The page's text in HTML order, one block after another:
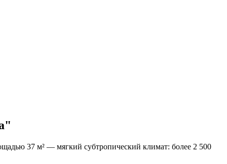
37 м² — мягкий субтропический климат: более 2 500